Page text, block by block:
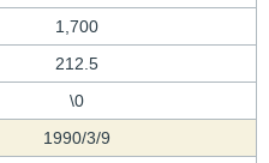
1,700
212.5
\0
1990/3/9